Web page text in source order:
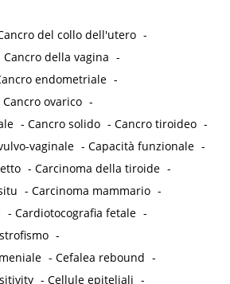
del collo dell'utero -
Cancro della vagina -
endometriale -
Cancro ovarico -
-Cancro solido -Cancro tiroideo -
vaginale -Capacità funzionale -
-Carcinoma della tiroide -
-Carcinoma mammario -
-Cardiotocografia fetale -
-
-Cefalea rebound -
-Cellule epiteliali -